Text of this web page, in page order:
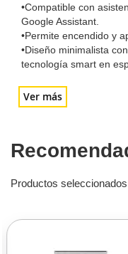
•Compatible con
Google Assistant.
•Permite encendido y
•Diseño minimalista
tecnología smart en
Ver más
Productos